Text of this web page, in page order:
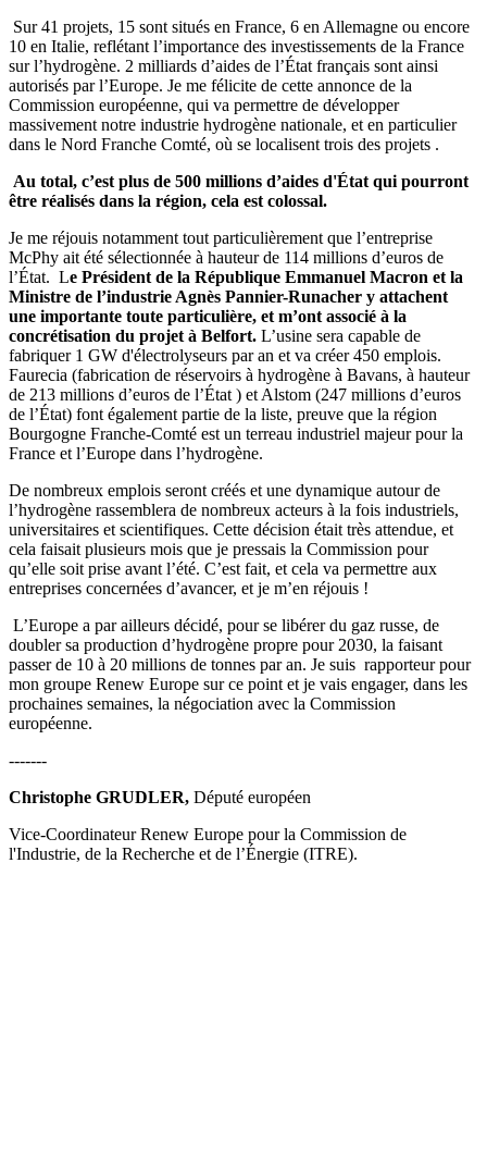
Sur 41 projets, 15 sont situés en France, 6 en Allemagne ou encore
10 en Italie, reflétant l’importance des investissements de la France
sur l’hydrogène. 2 milliards d’aides de l’État français sont ainsi
autorisés par l’Europe. Je me félicite de cette annonce de la
Commission européenne, qui va permettre de développer
massivement notre industrie hydrogène nationale, et en particulier
dans le Nord Franche Comté, où se localisent trois des projets .
Au total, c’est plus de 500 millions d’aides d'État qui pourront
être réalisés dans la région, cela est colossal.
Je me réjouis notamment tout particulièrement que l’entreprise
McPhy ait été sélectionnée à hauteur de 114 millions d’euros de
l’État. Le Président de la République Emmanuel Macron et la
Ministre de l’industrie Agnès Pannier-Runacher y attachent
une importante toute particulière, et m’ont associé à la
concrétisation du projet à Belfort. L’usine sera capable de
fabriquer 1 GW d'électrolyseurs par an et va créer 450 emplois.
Faurecia (fabrication de réservoirs à hydrogène à Bavans, à hauteur
de 213 millions d’euros de l’État ) et Alstom (247 millions d’euros
de l’État) font également partie de la liste, preuve que la région
Bourgogne Franche-Comté est un terreau industriel majeur pour la
France et l’Europe dans l’hydrogène.
De nombreux emplois seront créés et une dynamique autour de
l’hydrogène rassemblera de nombreux acteurs à la fois industriels,
universitaires et scientifiques. Cette décision était très attendue, et
cela faisait plusieurs mois que je pressais la Commission pour
qu’elle soit prise avant l’été. C’est fait, et cela va permettre aux
entreprises concernées d’avancer, et je m’en réjouis !
L’Europe a par ailleurs décidé, pour se libérer du gaz russe, de
doubler sa production d’hydrogène propre pour 2030, la faisant
passer de 10 à 20 millions de tonnes par an. Je suis rapporteur pour
mon groupe Renew Europe sur ce point et je vais engager, dans les
prochaines semaines, la négociation avec la Commission
européenne.
-------
Christophe GRUDLER, Député européen
Vice-Coordinateur Renew Europe pour la Commission de
l'Industrie, de la Recherche et de l’Énergie (ITRE).